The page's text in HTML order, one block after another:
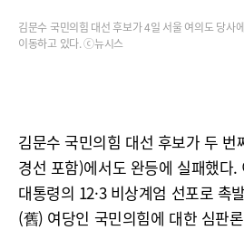
김문수 국민의힘 대선 후보가 4일 서울 여의도 당사
이동하고 있다. ⓒ뉴시스
김문수 국민의힘 대선 후보가 두 번
경선 포함)에서도 완등에 실패했다
대통령의 12·3 비상계엄 선포로 촉
(舊) 여당인 국민의힘에 대한 심판